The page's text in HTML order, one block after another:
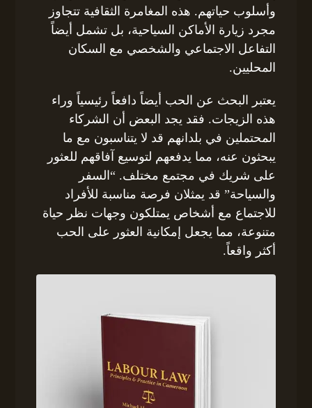
وأسلوب حياتهم. هذه المغامرة الثقافية تتجاوز
مجرد زيارة الأماكن السياحية، بل تشمل أيضاً
التفاعل الاجتماعي والشخصي مع السكان
المحليين.
يعتبر البحث عن الحب أيضاً دافعاً رئيسياً وراء
هذه الزيجات. فقد يجد البعض أن الشركاء
المحتملين في بلدانهم قد لا يتناسبون مع ما
يبحثون عنه، مما يدفعهم لتوسيع آفاقهم للعثور
على شريك في مجتمع مختلف. “السفر
والسياحة” قد يمثلان فرصة مناسبة للأفراد
للاجتماع مع أشخاص يمتلكون وجهات نظر حياة
متنوعة، مما يجعل إمكانية العثور على الحب
أكثر واقعاً.